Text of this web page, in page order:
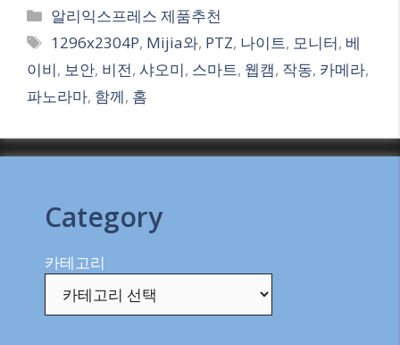
Categories
알리익스프레스 제품추천
Tags
1296x2304P, Mijia와, PTZ, 나이트, 모니터, 베
이비, 보안, 비전, 샤오미, 스마트, 웹캠, 작동, 카메라,
파노라마, 함께, 홈
Category
카테고리